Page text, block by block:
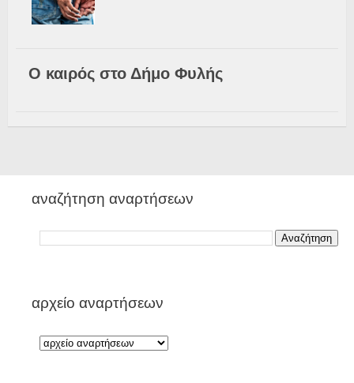
Ο καιρός στο Δήμο Φυλής
αναζήτηση αναρτήσεων
αρχείο αναρτήσεων